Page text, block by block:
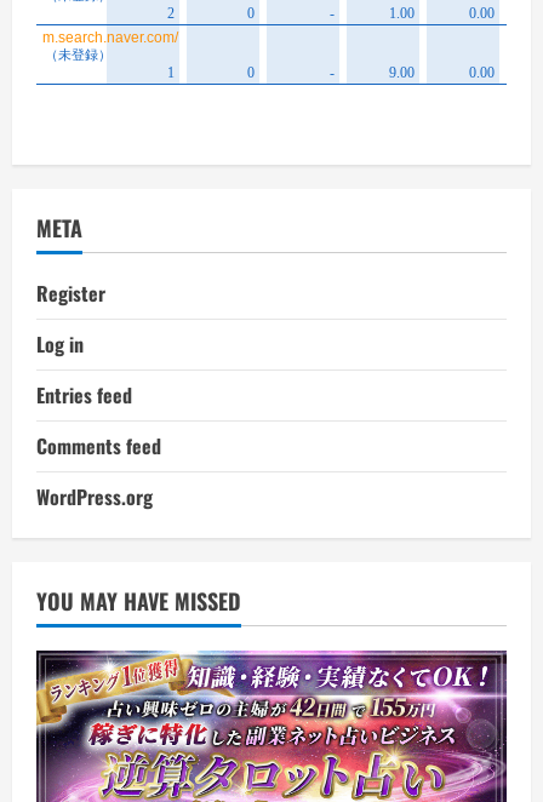
META
Register
Log in
Entries feed
Comments feed
WordPress.org
YOU MAY HAVE MISSED